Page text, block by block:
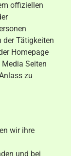
offiziellen
der Tätigkeiten
Homepage
Seiten
zu
wir ihre
und bei